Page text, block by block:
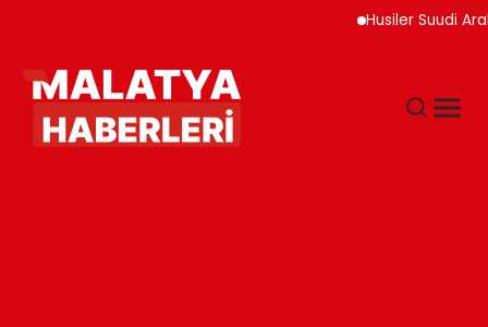
Husiler Suudi